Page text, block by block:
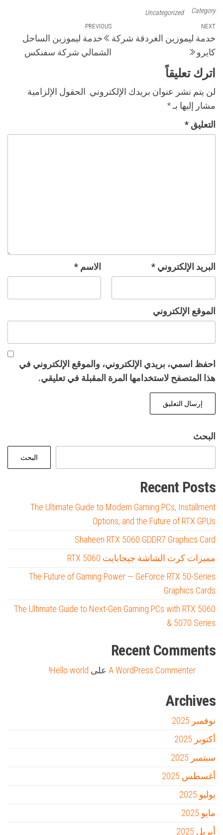
Category
Uncategorized
تصفّح
المقالات
Previous
Post
PREVIOUS
خدمة ليموزين الساحل
الشمالي شركة سفنكس
Next
Post
NEXT
خدمة ليموزين الغردقة شركة
كايرو
اترك تعليقاً
لن يتم نشر عنوان بريدك الإلكتروني. الحقول الإلزامية
مشار إليها بـ*
التعليق *
الاسم * البريد الإلكتروني *
الموقع الإلكتروني
احفظ اسمي، بريدي الإلكتروني، والموقع الإلكتروني في
هذا المتصفح لاستخدامها المرة المقبلة في تعليقي.
البحث
البحث
Recent Posts
The Ultimate Guide to Modern Gaming PCs, Installment
Options, and the Future of RTX GPUs
Shaheen RTX 5060 GDDR7 Graphics Card
مميزات كرت الشاشة جيجابايت RTX 5060
The Future of Gaming Power — GeForce RTX 50-Series
Graphics Cards
The Ultimate Guide to Next-Gen Gaming PCs with RTX 5060
& 5070 Series
Recent Comments
A WordPress Commenter على Hello world!
Archives
نوفمبر 2025
أكتوبر 2025
سبتمبر 2025
أغسطس 2025
يوليو 2025
مايو 2025
أبريل 2025